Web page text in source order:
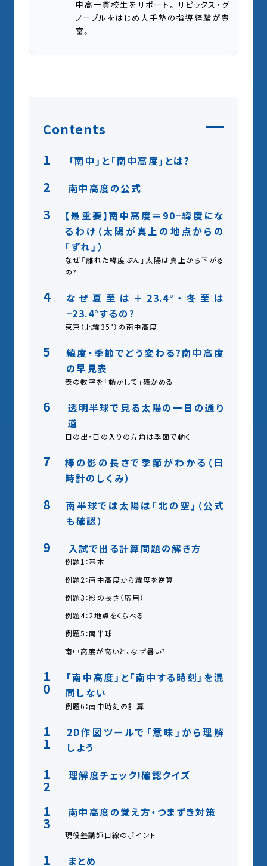
中高一貫校生をサポート。サピックス・グ
ノーブルをはじめ大手塾の指導経験が豊
富。
Contents
1
「南中」と「南中高度」とは?
2 南中高度の公式
3
【最重要】南中高度＝90−緯度にな
るわけ（太陽が真上の地点からの
「ずれ」）
なぜ「離れた緯度ぶん」太陽は真上から下がる
の?
4
なぜ夏至は＋23.4°・冬至は
−23.4°するの?
東京（北緯35°）の南中高度
5
緯度・季節でどう変わる?南中高度
の早見表
表の数字を「動かして」確かめる
6
透明半球で見る太陽の一日の通り
道
日の出・日の入りの方角は季節で動く
7
棒の影の長さで季節がわかる（日
時計のしくみ）
8
南半球では太陽は「北の空」（公式
も確認）
9 入試で出る計算問題の解き方
例題1：基本
例題2：南中高度から緯度を逆算
例題3：影の長さ（応用）
例題4：2地点をくらべる
例題5：南半球
南中高度が高いと、なぜ暑い?
1
0
「南中高度」と「南中する時刻」を混
同しない
例題6：南中時刻の計算
1
1
2D作図ツールで「意味」から理解
しよう
1
2
理解度チェック!確認クイズ
1
3
南中高度の覚え方・つまずき対策
現役塾講師目線のポイント
1 まとめ